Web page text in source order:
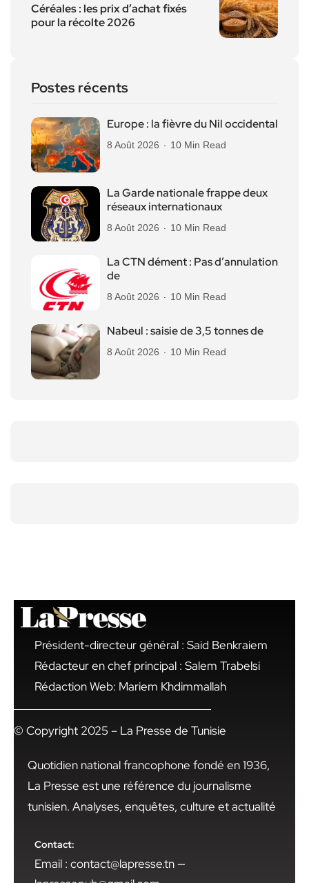
Céréales : les prix d’achat fixés
pour la récolte 2026
Postes récents
Europe : la fièvre du Nil occidental
8 Août 2026 10 Min Read
La Garde nationale frappe deux
réseaux internationaux
8 Août 2026 10 Min Read
La CTN dément : Pas d’annulation
de
8 Août 2026 10 Min Read
Nabeul : saisie de 3,5 tonnes de
8 Août 2026 10 Min Read
Président-directeur général : Said Benkraiem
Rédacteur en chef principal : Salem Trabelsi
Rédaction Web: Mariem Khdimmallah
© Copyright 2025 – La Presse de Tunisie
Quotidien national francophone fondé en 1936,
La Presse est une référence du journalisme
tunisien. Analyses, enquêtes, culture et actualité
Contact:
Email : contact@lapresse.tn —